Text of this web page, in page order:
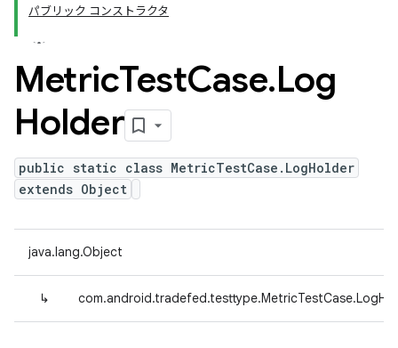
パブリック コンストラクタ
MetricTestCase.Log
Holder
public static class MetricTestCase.LogHolder
extends Object
java.lang.Object
↳